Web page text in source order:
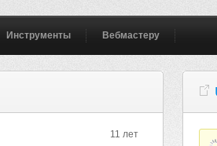
Инструменты Вебмастеру
11 лет